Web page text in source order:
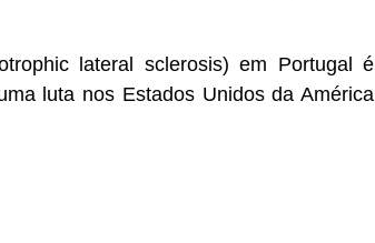
lateral sclerosis) em Portugal é
luta nos Estados Unidos da América